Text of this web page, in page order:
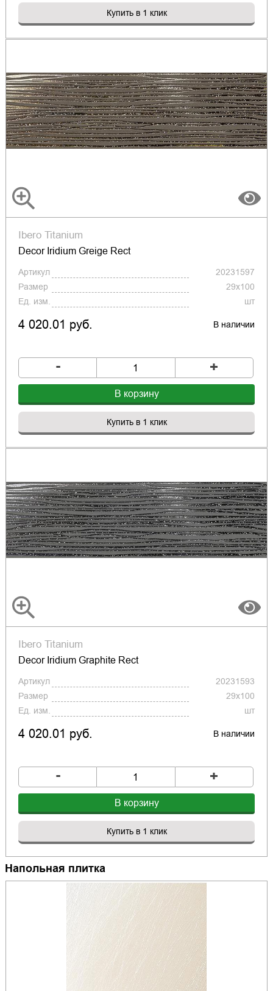
Купить в 1 клик
Ibero Titanium
Decor Iridium Greige Rect
Артикул
20231597
Размер
29x100
Ед. изм.
шт
4 020.01 руб. В наличии
- +
В корзину
Купить в 1 клик
Ibero Titanium
Decor Iridium Graphite Rect
Артикул
20231593
Размер
29x100
Ед. изм.
шт
4 020.01 руб. В наличии
- +
В корзину
Купить в 1 клик
Напольная плитка